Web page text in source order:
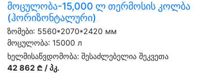
მოცულობა-15,000 ლ თერმოსის კოლბა
(ჰორიზონტალური)
ზომები: 5560*2070*2420 мм
მოცულობა: 15000 л
ხელმისაწვდომობა: შესაძლებელია შეკვეთა
42 862 ₾ / პკ.